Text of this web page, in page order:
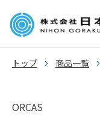
トップ 商品一覧
ORCAS